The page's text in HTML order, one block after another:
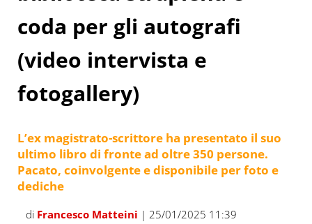
coda per gli autografi
(video intervista e
fotogallery)
L’ex magistrato-scrittore ha presentato il suo
ultimo libro di fronte ad oltre 350 persone.
Pacato, coinvolgente e disponibile per foto e
dediche
di Francesco Matteini | 25/01/2025 11:39